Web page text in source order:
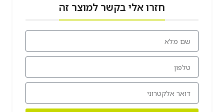
חזרו אלי בקשר למוצר זה